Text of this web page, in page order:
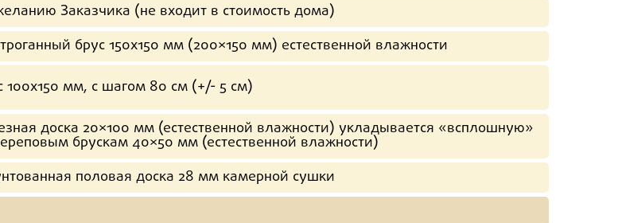
Заказчика (не входит в стоимость дома)
брус 150х150 мм (200×150 мм) естественной влажности
100х150 мм, с шагом 80 см (+/- 5 см)
доска 20×100 мм (естественной влажности) укладывается «всплошную»
брускам 40×50 мм (естественной влажности)
половая доска 28 мм камерной сушки